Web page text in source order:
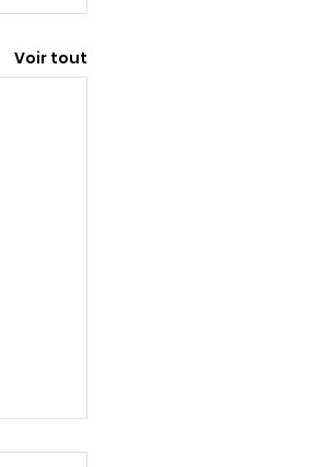
Voir tout